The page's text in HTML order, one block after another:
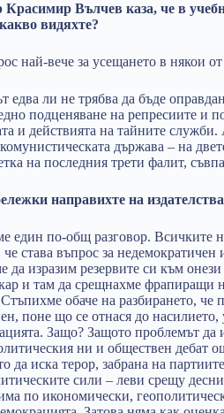
Вълчев каза, че в
видяхте?
най-вече за усещането в някои от
едва ли не трябва да бъде
подценяване на репресиите и
и действията на тайните
държава – на
на последния трети фалит,
направихте на
един по-общ разговор. Всичките
че става въпрос за
да изразим резервите си към
и там да срещнахме фрапиращи
обаче на разбирането, че
поне що се отнася до
Защо? Защото проблемът
ни и обществен дебат
да иска терор, забрана на
сили – леви срещу
по икономически,